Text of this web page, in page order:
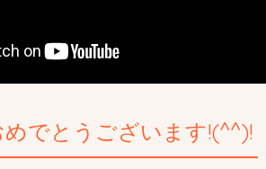
でとうございます!(^^)!